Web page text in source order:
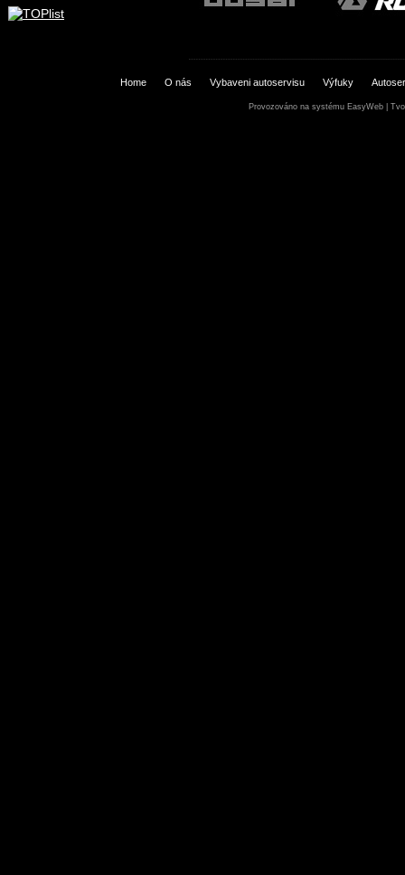
Home O nás Vybaveni autoservisu Výfuky
Provozováno na systému EasyWeb|